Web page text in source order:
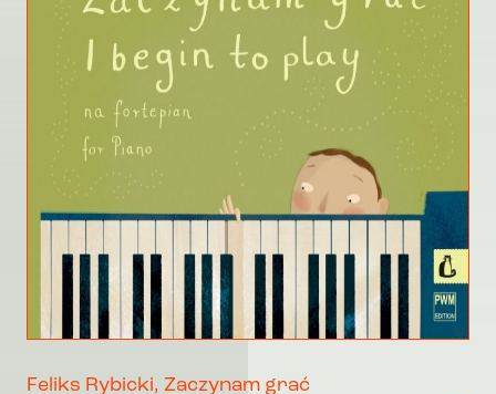
Feliks Rybicki, Zaczynam grać